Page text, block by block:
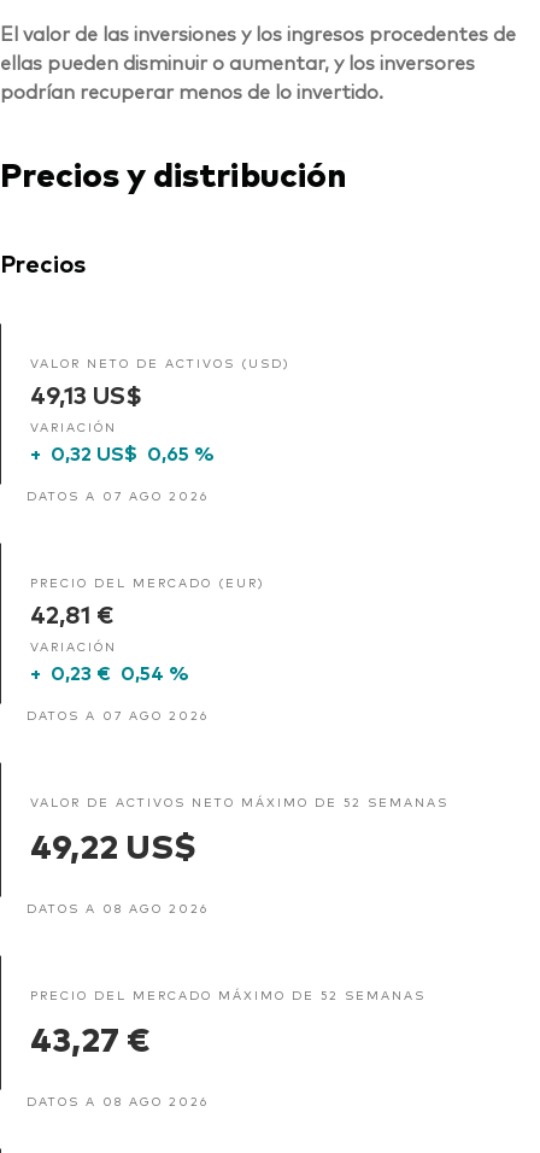
El valor de las inversiones y los ingresos procedentes de
ellas pueden disminuir o aumentar, y los inversores
podrían recuperar menos de lo invertido.
Precios y distribución
Precios
VALOR NETO DE ACTIVOS (USD)
49,13 US$
VARIACIÓN
+ 0,32 US$ 0,65 %
DATOS A 07 AGO 2026
PRECIO DEL MERCADO (EUR)
42,81 €
VARIACIÓN
+ 0,23 € 0,54 %
DATOS A 07 AGO 2026
VALOR DE ACTIVOS NETO MÁXIMO DE 52 SEMANAS
49,22 US$
DATOS A 08 AGO 2026
PRECIO DEL MERCADO MÁXIMO DE 52 SEMANAS
43,27 €
DATOS A 08 AGO 2026